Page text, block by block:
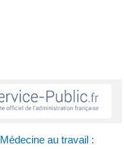
Médecine au travail :